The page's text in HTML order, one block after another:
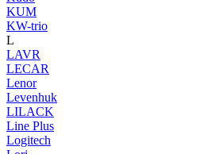
KUM
KW-trio
L
LAVR
LECAR
Lenor
Levenhuk
LILACK
Line Plus
Logitech